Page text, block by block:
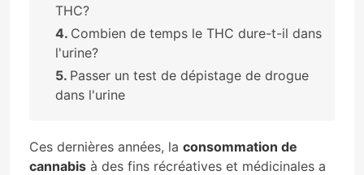
THC?
Combien de temps le THC dure-t-il dans
l'urine?
Passer un test de dépistage de drogue
dans l'urine
Ces dernières années, la consommation de
cannabis à des fins récréatives et médicinales a